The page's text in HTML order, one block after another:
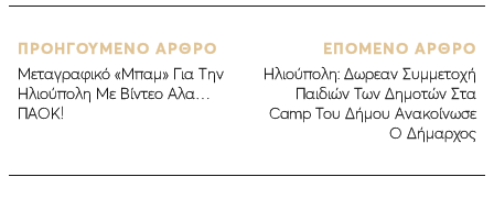
ΠΡΟΗΓΟΥΜΕΝΟ ΑΡΘΡΟ
Μεταγραφικό «Μπαμ» Για Την
Ηλιούπολη Με Βίντεο Αλα…
ΠΑΟΚ!
ΕΠΟΜΕΝΟ ΑΡΘΡΟ
Ηλιούπολη: Δωρεαν Συμμετοχή
Παιδιών Των Δημοτών Στα
Camp Του Δήμου Ανακοίνωσε
Ο Δήμαρχος